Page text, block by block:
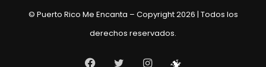
© Puerto Rico Me Encanta – Copyright 2026 | Todos los
derechos reservados.
Facebook
TwitterInstagram